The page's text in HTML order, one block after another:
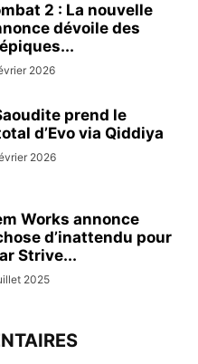
2 : La nouvelle
dévoile des
2026
prend le
d’Evo via Qiddiya
2026
Works annonce
d’inattendu pour
Strive...
2025